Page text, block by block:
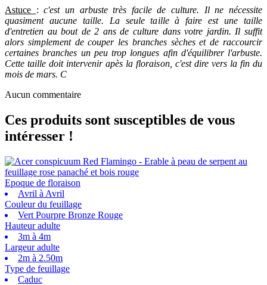
Astuce :c'est un arbuste très facile de culture. Il ne nécessite
quasiment aucune taille. La seule taille à faire est une taille
d'entretien au bout de 2 ans de culture dans votre jardin. Il suffit
alors simplement de couper les branches sèches et de raccourcir
certaines branches un peu trop longues afin d'équilibrer l'arbuste.
Cette taille doit intervenir apès la floraison, c'est dire vers la fin du
mois de mars. C
Aucun commentaire
Ces produits sont susceptibles de vous
intéresser !
Epoque de floraison
Avril à Avril
Couleur du feuillage
Vert Pourpre Bronze Rouge
Hauteur adulte
3m à 4m
Largeur adulte
2m à 2.50m
Type de feuillage
Caduc